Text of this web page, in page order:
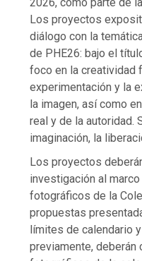
Los proyectos
diálogo con la
de PHE26: bajo el
foco en la creatividad
experimentación y la
la imagen, así como
real y de la autoridad.
imaginación, la
Los proyectos
investigación al
fotográficos de la
propuestas
límites de calendario
previamente,